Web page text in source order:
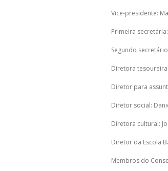
Vice-presidente:
Primeira
Segundo
Diretora
Diretor para
Diretor social:
Diretora cultural:
Diretor da Escola
Membros do